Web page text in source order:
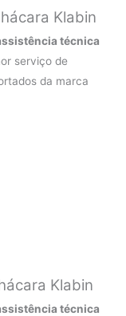
Klabin
técnica
serviço de
da marca
Klabin
técnica